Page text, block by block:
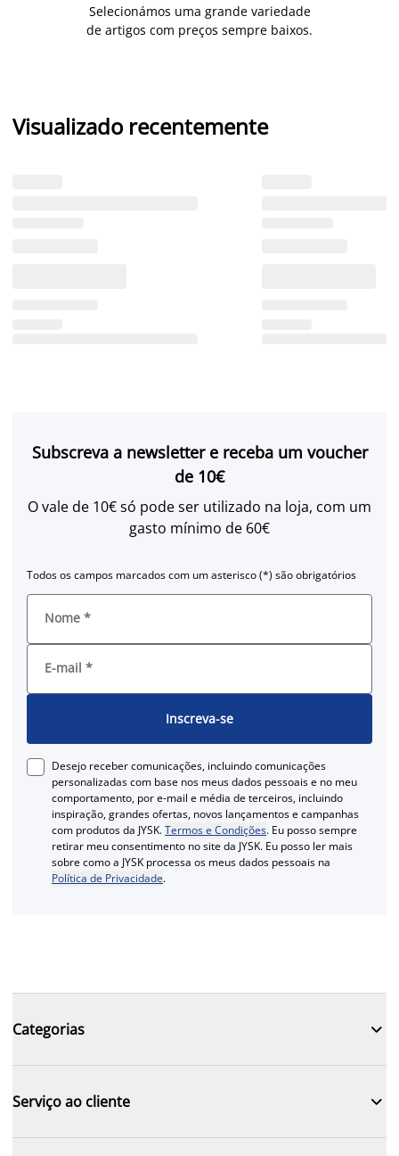
Selecionámos uma grande variedade
de artigos com preços sempre baixos.
Visualizado recentemente
Subscreva a newsletter e receba um voucher
de 10€
O vale de 10€ só pode ser utilizado na loja, com um
gasto mínimo de 60€
Todos os campos marcados com um asterisco (*) são obrigatórios
Nome *
E-mail *
Inscreva-se
Desejo receber comunicações, incluindo comunicações
personalizadas com base nos meus dados pessoais e no meu
comportamento, por e-mail e média de terceiros, incluindo
inspiração, grandes ofertas, novos lançamentos e campanhas
com produtos da JYSK.Termos e Condições. Eu posso sempre
retirar meu consentimento no site da JYSK. Eu posso ler mais
sobre como a JYSK processa os meus dados pessoais na
Política de Privacidade.
Categorias 
Serviço ao cliente 